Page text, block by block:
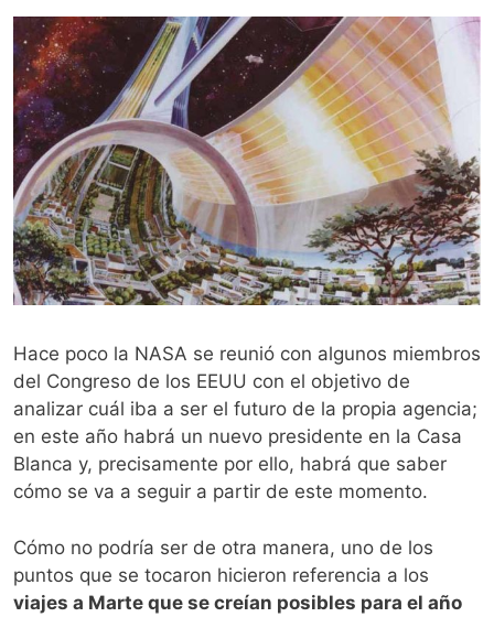
Hace poco la NASA se reunió con algunos miembros
del Congreso de los EEUU con el objetivo de
analizar cuál iba a ser el futuro de la propia agencia;
en este año habrá un nuevo presidente en la Casa
Blanca y, precisamente por ello, habrá que saber
cómo se va a seguir a partir de este momento.
Cómo no podría ser de otra manera, uno de los
puntos que se tocaron hicieron referencia a los
viajes a Marte que se creían posibles para el año